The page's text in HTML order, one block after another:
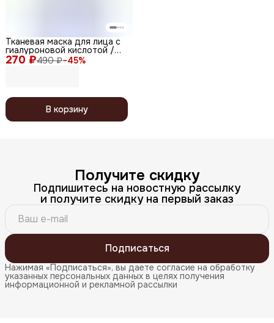
270 ₽490 ₽−45%
Тканевая маска для лица с
гиалуроновой кислотой /
0.2 Therapy Air Mask
Hyaluronic Acid, 20 мл
В корзину
Получите скидку
Подпишитесь на новостную рассылку
и получите скидку на первый заказ
Подписаться
Нажимая «Подписаться», вы даете согласие на обработку
указанных персональных данных в целях получения
информационной и рекламной рассылки